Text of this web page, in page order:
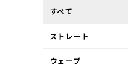
すべて
ストレート
ウェーブ